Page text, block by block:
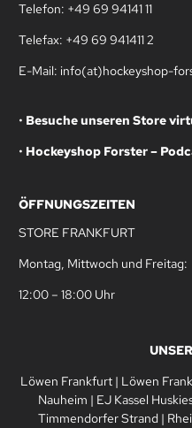
Telefon: +49 69 94141 11
Telefax: +49 69 941411 2
E-Mail: info(at)hockeyshop-
• Besuche unseren Store
• Hockeyshop Forster –
ÖFFNUNGSZEITEN
STORE FRANKFURT
Montag, Mittwoch und Freitag:
12:00 – 18:00 Uhr
Löwen Frankfurt | Löwen
Nauheim | EJ Kassel
Timmendorfer Strand |